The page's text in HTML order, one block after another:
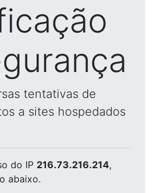
tentativas de
a sites hospedados
do IP 216.73.216.214,
abaixo.